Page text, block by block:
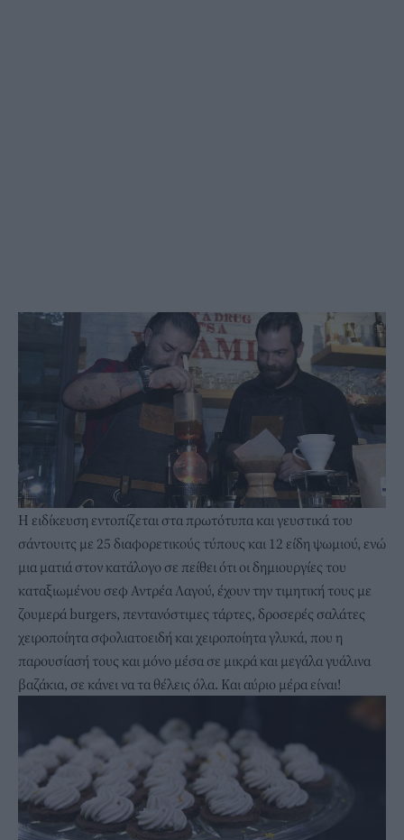
Η ειδίκευση εντοπίζεται στα πρωτότυπα και γευστικά του
σάντουιτς με 25 διαφορετικούς τύπους και 12 είδη ψωμιού, ενώ
μια ματιά στον κατάλογο σε πείθει ότι οι δημιουργίες του
καταξιωμένου σεφ Αντρέα Λαγού, έχουν την τιμητική τους με
ζουμερά burgers, πεντανόστιμες τάρτες, δροσερές σαλάτες
χειροποίητα σφολιατοειδή και χειροποίητα γλυκά, που η
παρουσίασή τους και μόνο μέσα σε μικρά και μεγάλα γυάλινα
βαζάκια, σε κάνει να τα θέλεις όλα. Και αύριο μέρα είναι!